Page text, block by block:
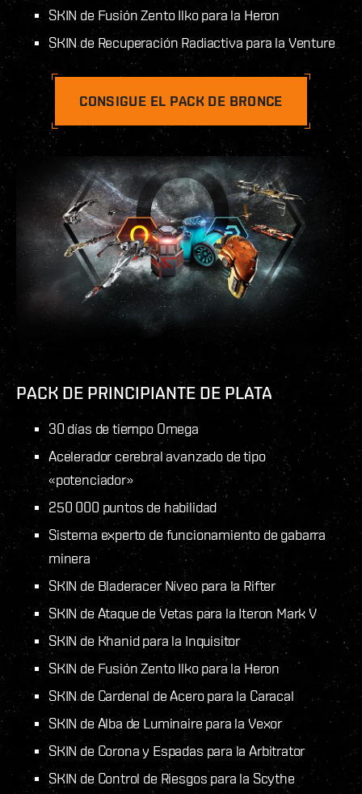
SKIN de Fusión Zento Ilko para la Heron
SKIN de Recuperación Radiactiva para la Venture
CONSIGUE EL PACK DE BRONCE
PACK DE PRINCIPIANTE DE PLATA
30 días de tiempo Omega
Acelerador cerebral avanzado de tipo
«potenciador»
250 000 puntos de habilidad
Sistema experto de funcionamiento de gabarra
minera
SKIN de Bladeracer Níveo para la Rifter
SKIN de Ataque de Vetas para la Iteron Mark V
SKIN de Khanid para la Inquisitor
SKIN de Fusión Zento Ilko para la Heron
SKIN de Cardenal de Acero para la Caracal
SKIN de Alba de Luminaire para la Vexor
SKIN de Corona y Espadas para la Arbitrator
SKIN de Control de Riesgos para la Scythe